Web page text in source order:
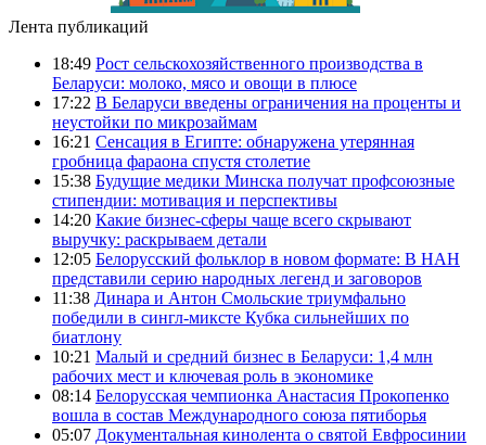
Лента публикаций
18:49 Рост сельскохозяйственного производства в
Беларуси: молоко, мясо и овощи в плюсе
17:22 В Беларуси введены ограничения на проценты и
неустойки по микрозаймам
16:21 Сенсация в Египте: обнаружена утерянная
гробница фараона спустя столетие
15:38 Будущие медики Минска получат профсоюзные
стипендии: мотивация и перспективы
14:20 Какие бизнес-сферы чаще всего скрывают
выручку: раскрываем детали
12:05 Белорусский фольклор в новом формате: В НАН
представили серию народных легенд и заговоров
11:38 Динара и Антон Смольские триумфально
победили в сингл-миксте Кубка сильнейших по
биатлону
10:21 Малый и средний бизнес в Беларуси: 1,4 млн
рабочих мест и ключевая роль в экономике
08:14 Белорусская чемпионка Анастасия Прокопенко
вошла в состав Международного союза пятиборья
05:07 Документальная кинолента о святой Евфросинии